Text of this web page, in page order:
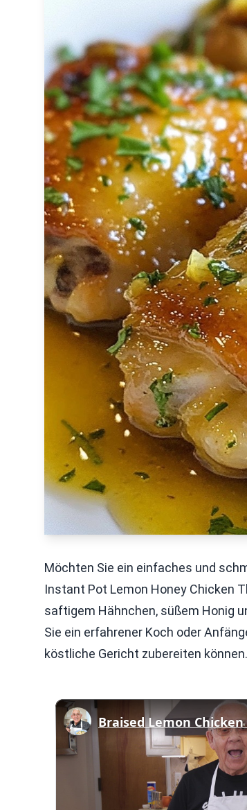
Möchten Sie ein einfaches und
Instant Pot Lemon Honey Chicken
saftigem Hähnchen, süßem Honig
Sie ein erfahrener Koch oder
köstliche Gericht zubereiten
Braised Lemon